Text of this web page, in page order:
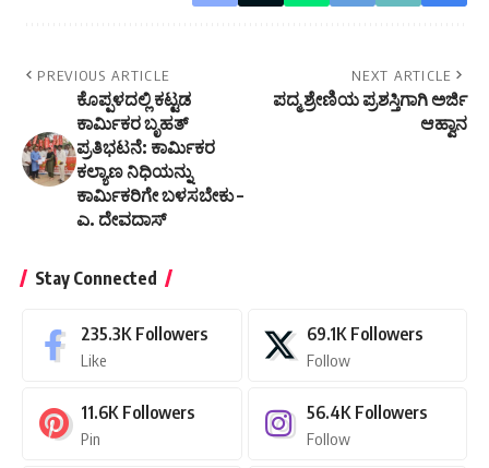
PREVIOUS ARTICLE
ಕೊಪ್ಪಳದಲ್ಲಿ ಕಟ್ಟಡ
ಕಾರ್ಮಿಕರ ಬೃಹತ್
ಪ್ರತಿಭಟನೆ: ಕಾರ್ಮಿಕರ
ಕಲ್ಯಾಣ ನಿಧಿಯನ್ನು
ಕಾರ್ಮಿಕರಿಗೇ ಬಳಸಬೇಕು –
ಎ. ದೇವದಾಸ್
NEXT ARTICLE
ಪದ್ಮ ಶ್ರೇಣಿಯ ಪ್ರಶಸ್ತಿಗಾಗಿ ಅರ್ಜಿ
ಆಹ್ವಾನ
Stay Connected
235.3K Followers
Like
69.1K Followers
Follow
11.6K Followers
Pin
56.4K Followers
Follow